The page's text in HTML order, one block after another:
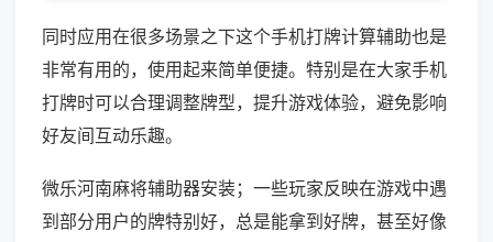
同时应用在很多场景之下这个手机打牌计算辅助也是
非常有用的，使用起来简单便捷。特别是在大家手机
打牌时可以合理调整牌型，提升游戏体验，避免影响
好友间互动乐趣。
微乐河南麻将辅助器安装；一些玩家反映在游戏中遇
到部分用户的牌特别好，总是能拿到好牌，甚至好像